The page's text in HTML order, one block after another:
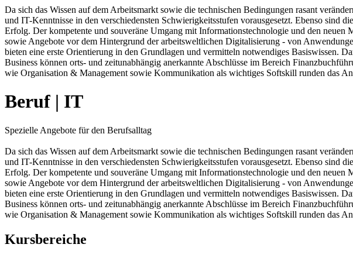
Da sich das Wissen auf dem Arbeitsmarkt sowie die technischen Bedingungen rasant
und IT-Kenntnisse in den verschiedensten Schwierigkeitsstufen vorausgesetzt. Ebenso sind
Erfolg. Der kompetente und souveräne Umgang mit Informationstechnologie und den
sowie Angebote vor dem Hintergrund der arbeitsweltlichen Digitalisierung - von
bieten eine erste Orientierung in den Grundlagen und vermitteln notwendiges Basiswissen.
Business können orts- und zeitunabhängig anerkannte Abschlüsse im Bereich
wie Organisation & Management sowie Kommunikation als wichtiges Softskill runden das
Beruf | IT
Spezielle Angebote für den Berufsalltag
Da sich das Wissen auf dem Arbeitsmarkt sowie die technischen Bedingungen rasant
und IT-Kenntnisse in den verschiedensten Schwierigkeitsstufen vorausgesetzt. Ebenso sind
Erfolg. Der kompetente und souveräne Umgang mit Informationstechnologie und den
sowie Angebote vor dem Hintergrund der arbeitsweltlichen Digitalisierung - von
bieten eine erste Orientierung in den Grundlagen und vermitteln notwendiges Basiswissen.
Business können orts- und zeitunabhängig anerkannte Abschlüsse im Bereich
wie Organisation & Management sowie Kommunikation als wichtiges Softskill runden das
Kursbereiche